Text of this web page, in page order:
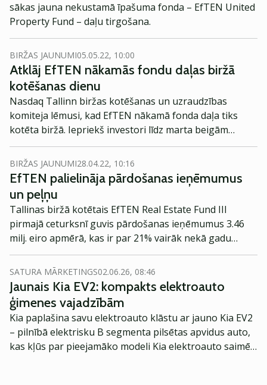
sākas jauna nekustamā īpašuma fonda – EfTEN United
Property Fund – daļu tirgošana.
BIRŽAS JAUNUMI05.05.22, 10:00
Atklāj EfTEN nākamās fondu daļas biržā
kotēšanas dienu
Nasdaq Tallinn biržas kotēšanas un uzraudzības
komiteja lēmusi, kad EfTEN nākamā fonda daļa tiks
kotēta biržā. Iepriekš investori līdz marta beigām
varēja parakstīties uz EfTEN United Property Fund
daļām par parakstīšanās cenu 10 eiro, un līdz šim fonds
jau ir piesaistījis vairāk nekā 18 milj. eiro.
BIRŽAS JAUNUMI28.04.22, 10:16
EfTEN palielināja pārdošanas ieņēmumus
un peļņu
Tallinas biržā kotētais EfTEN Real Estate Fund III
pirmajā ceturksnī guvis pārdošanas ieņēmumus 3.46
milj. eiro apmērā, kas ir par 21% vairāk nekā gadu
iepriekš.
SATURA MĀRKETINGS02.06.26, 08:46
Jaunais Kia EV2: kompakts elektroauto
ģimenes vajadzībām
Kia paplašina savu elektroauto klāstu ar jauno Kia EV2
– pilnībā elektrisku B segmenta pilsētas apvidus auto,
kas kļūs par pieejamāko modeli Kia elektroauto saimē